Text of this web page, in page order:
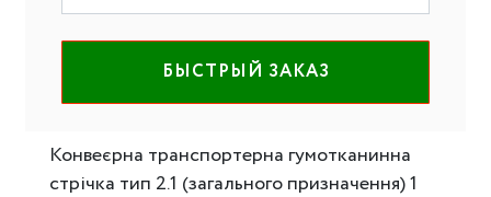
БЫСТРЫЙ ЗАКАЗ
Конвеєрна транспортерна гумотканинна
стрічка тип 2.1 (загального призначення) 1